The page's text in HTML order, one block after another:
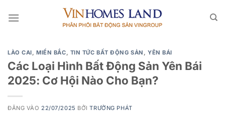
qua
LÀO CAI,MIỀN BẮC, TIN TỨC BẤT ĐỘNG SẢN , YÊN BÁI
Các Loại Hình Bất Động Sản Yên Bái
2025: Cơ Hội Nào Cho Bạn?
ĐĂNG VÀO 22/07/2025 BỞITRƯỜNG PHÁT